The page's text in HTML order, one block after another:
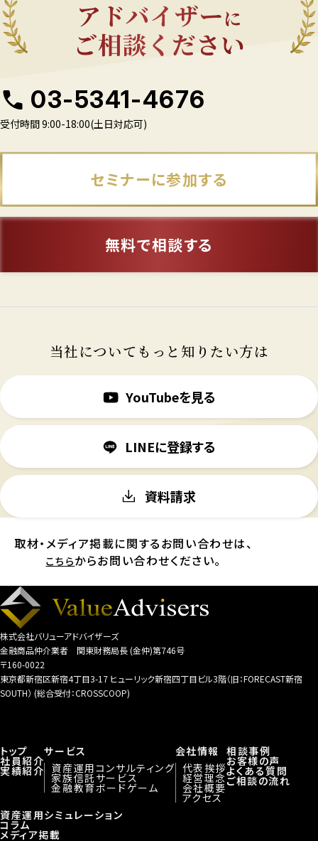
03-5341-4676
受付時間 9:00-18:00(土日対応可)
セミナーに参加する
無料で相談する
当社についてもっと知りたい方は
YouTubeを見る
LINEに登録する
資料請求
取材・メディア掲載に関するお問い合わせは、
こちらからお問い合わせください。
株式会社バリューアドバイザーズ
金融商品仲介業者 関東財務局長 (金仲)第746号
〒160-0022
東京都新宿区新宿4丁目3-17 ヒューリック新宿四丁目ビル3階（旧：FORECAST新宿
SOUTH） (総合受付：CROSSCOOP)
トップ
社員紹介
実績紹介
サービス
資産運用コンサルティング
家族信託サービス
金融教育ボードゲーム
会社情報
代表挨拶
経営理念
会社概要
アクセス
相談事例
お客様の声
よくある質問
ご相談の流れ
資産運用シミュレーション
コラム
メディア掲載